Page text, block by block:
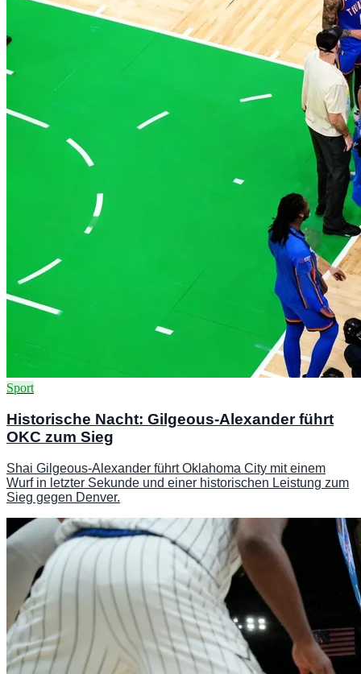
Sport
Historische Nacht: Gilgeous-Alexander führt
OKC zum Sieg
Shai Gilgeous-Alexander führt Oklahoma City mit einem
Wurf in letzter Sekunde und einer historischen Leistung zum
Sieg gegen Denver.